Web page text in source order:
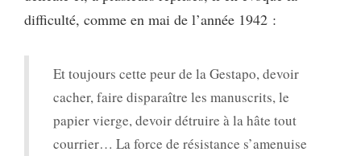
difficulté, comme en mai de l’année 1942 :
Et toujours cette peur de la Gestapo, devoir
cacher, faire disparaître les manuscrits, le
papier vierge, devoir détruire à la hâte tout
courrier… La force de résistance s’amenuise